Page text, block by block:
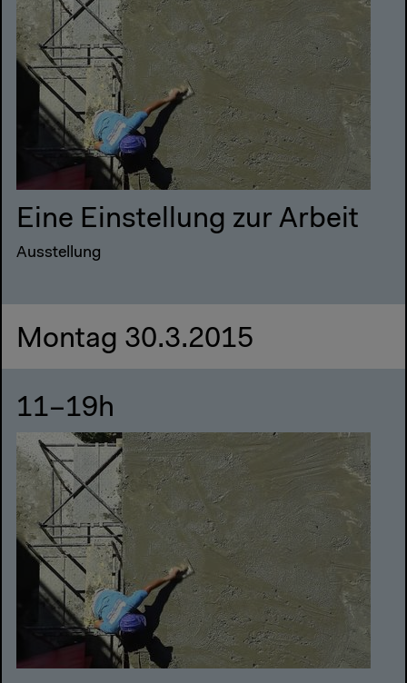
Eine Einstellung zur Arbeit
Ausstellung
Montag 30.3.2015
11–19h